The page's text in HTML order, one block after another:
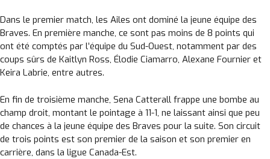
Dans le premier match, les Ailes ont dominé la jeune équipe des
Braves. En première manche, ce sont pas moins de 8 points qui
ont été comptés par l’équipe du Sud-Ouest, notamment par des
coups sûrs de Kaitlyn Ross, Élodie Ciamarro, Alexane Fournier et
Keira Labrie, entre autres.
En fin de troisième manche, Sena Catterall frappe une bombe au
champ droit, montant le pointage à 11-1, ne laissant ainsi que peu
de chances à la jeune équipe des Braves pour la suite. Son circuit
de trois points est son premier de la saison et son premier en
carrière, dans la ligue Canada-Est.